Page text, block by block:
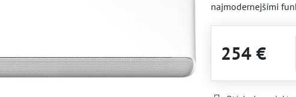
najmodernejšími
254 €